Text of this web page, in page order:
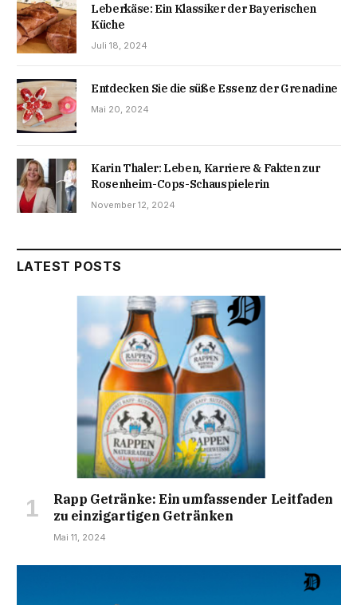
Leberkäse: Ein Klassiker der Bayerischen
Küche
Juli 18, 2024
Entdecken Sie die süße Essenz der Grenadine
Mai 20, 2024
Karin Thaler: Leben, Karriere & Fakten zur
Rosenheim-Cops-Schauspielerin
November 12, 2024
LATEST POSTS
Rapp Getränke: Ein umfassender Leitfaden
zu einzigartigen Getränken
Mai 11, 2024